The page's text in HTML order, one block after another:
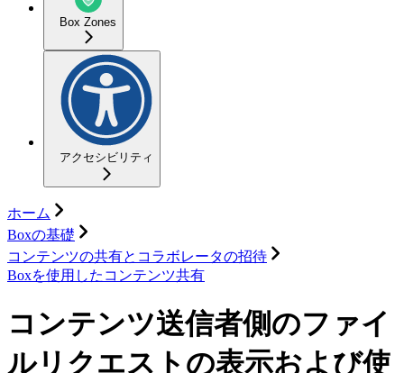
Box Zones
アクセシビリティ
ホーム
Boxの基礎
コンテンツの共有とコラボレータの招待
Boxを使用したコンテンツ共有
コンテンツ送信者側のファイ
ルリクエストの表示および使